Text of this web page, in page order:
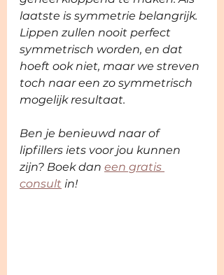
laatste is symmetrie belangrijk.
Lippen zullen nooit perfect
symmetrisch worden, en dat
hoeft ook niet, maar we streven
toch naar een zo symmetrisch
mogelijk resultaat.
Ben je benieuwd naar of
lipfillers iets voor jou kunnen
zijn? Boek dan een gratis
consult in!